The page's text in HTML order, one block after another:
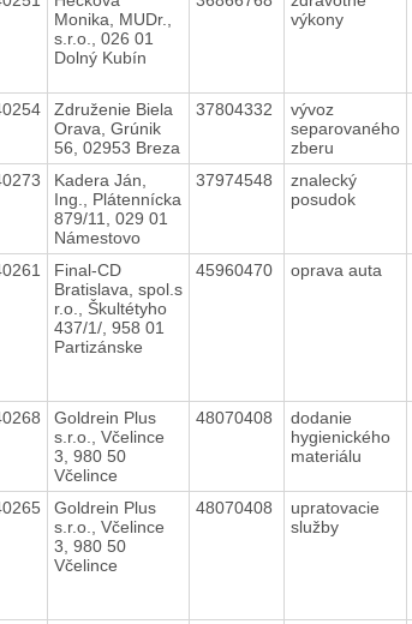
Monika, MUDr.,
s.r.o., 026 01
Dolný Kubín
výkony
Združenie Biela
Orava, Grúnik
56, 02953 Breza
37804332
vývoz
separovaného
zberu
Kadera Ján,
Ing., Plátennícka
879/11, 029 01
Námestovo
37974548
znalecký
posudok
Final-CD
Bratislava, spol.s
r.o., Škultétyho
437/1/, 958 01
Partizánske
45960470 oprava auta
Goldrein Plus
s.r.o., Včelince
3, 980 50
Včelince
48070408
dodanie
hygienického
materiálu
Goldrein Plus
s.r.o., Včelince
3, 980 50
Včelince
48070408
upratovacie
služby